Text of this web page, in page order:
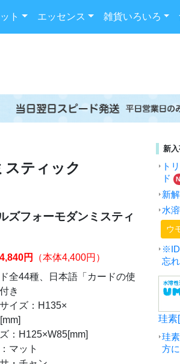
ト エッセンス 雑貨いろいろ
ティック
ズフォーモダンミスティ
円
（本体4,400円）
全44種、日本語「カードの使
き
イズ：H135×
：H125×W85[mm]
マット
新
ト
ド
新
水
ウ
※ID
忘
珪素
珪
方